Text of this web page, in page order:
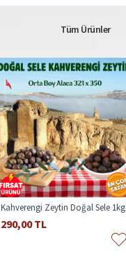
Tüm Ürünler
Kahverengi Zeytin Doğal Sele 1kg
290,00 TL